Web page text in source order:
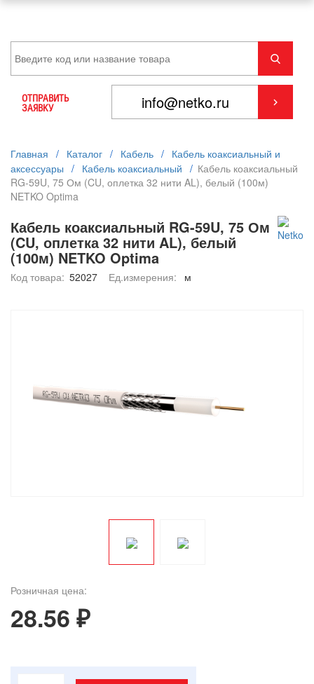
ОТПРАВИТЬ
ЗАЯВКУ
Главная / Каталог / Кабель / Кабель коаксиальный и
аксессуары / Кабель коаксиальный / Кабель коаксиальный
RG-59U, 75 Ом (CU, оплетка 32 нити AL), белый (100м)
NETKO Optima
Кабель коаксиальный RG-59U, 75 Ом
(CU, оплетка 32 нити AL), белый
(100м) NETKO Optima
Код товара: 52027 Ед.измерения: м
Розничная цена:
28.56 ₽